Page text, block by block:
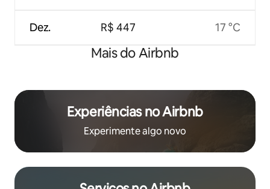
Dez. R$ 447 17 °C
Mais do Airbnb
Experiências no Airbnb
Experimente algo novo